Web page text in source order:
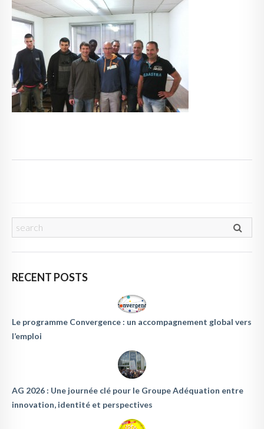
RECENT POSTS
Le programme Convergence : un accompagnement global vers
l’emploi
AG 2026 : Une journée clé pour le Groupe Adéquation entre
innovation, identité et perspectives